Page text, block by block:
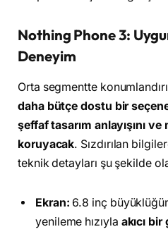
Nothing Phone 3:
Deneyim
Orta segmentte
daha bütçe dostu bir
şeffaf tasarım anlayışını ve
koruyacak. Sızdırılan
teknik detayları şu şekilde
Ekran: 6.8 inç
yenileme hızıyla akıcı